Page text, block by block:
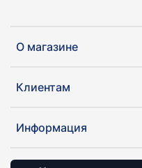
О магазине
Клиентам
Информация